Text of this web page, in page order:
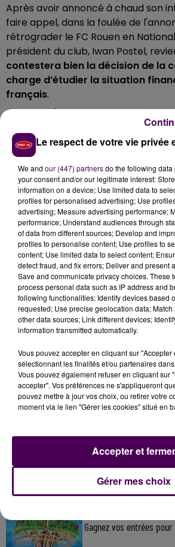
Après avoir annoncé à chaud son
faire appel, dans la foulée de
rétrograder le FC Rouen en
président du club, Iwan Postel,
contestera bien la décision de la
charge d’étudier la situation
français.
"OUTRÉ" PAR LES
Le Néerlandais, missionné par
Tarkan Serr, s'est dit outré par le
peut justifier".Il assure avoir
garanties nécessaires, et
du foot français"de ne"pas
transparence"de la nouvelle
À LA UNE
7 août 2026
Gagnez vos pass pour le
11 juillet 2026
Inscrivez-vous au
Kids !
Gagnez vos entrées
Le respect de votre vie privée
We and our (447) partnersdo the following
your consent and/or our legitimate interest:
information on a device; Use limited data to
profiles for personalised advertising; Use
advertising; Measure advertising performance;
performance; Understand audiences through
of data from different sources; Develop and
profiles to personalise content; Use profiles to
content; Use limited data to select content;
detect fraud, and fix errors; Deliver and present
Save and communicate privacy choices. These
process personal data such as IP address and
following functionalities: Identify devices based
requested; Use precise geolocation data;
other data sources; Link different devices;
information transmitted automatically.
Vous pouvez accepter en cliquant sur "Accepter
sélectionnant les finalités et/ou partenaires
Vous pouvez également refuser en cliquant sur
accepter". Vos préférences ne s'appliqueront
pouvez mettre à jour vos choix, ou retirer votre
moment via le lien "Gérer les cookies" situé en
Gérer mes choix
Accepter et fermer